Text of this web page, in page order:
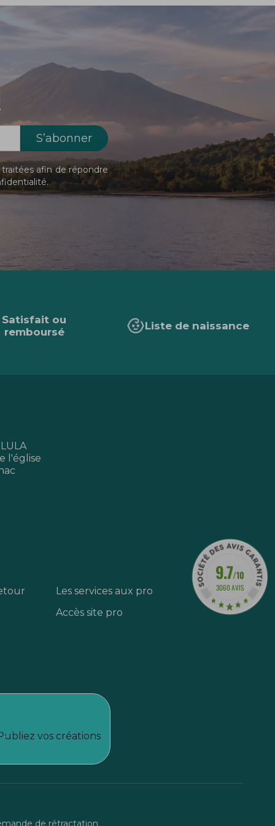
afin de répondre
.
Satisfait ou
remboursé
Liste de naissance
l'église
Les services aux pro
Accès site pro
vos créations
de rétractation
9.7/10
3060 AVIS